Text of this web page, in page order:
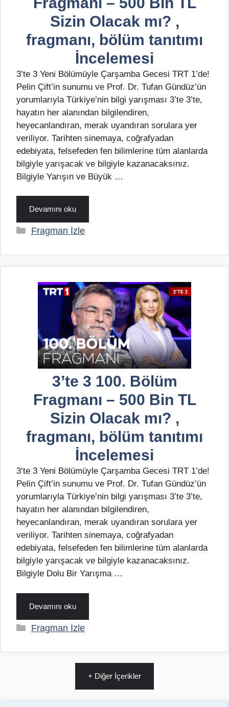
Sizin Olacak mı? ,
fragmanı, bölüm tanıtımı
İncelemesi
3’te 3 Yeni Bölümüyle Çarşamba Gecesi TRT 1’de!
Pelin Çift’in sunumu ve Prof. Dr. Tufan Gündüz’ün
yorumlarıyla Türkiye’nin bilgi yarışması 3’te 3’te,
hayatın her alanından bilgilendiren,
heyecanlandıran, merak uyandıran sorulara yer
veriliyor. Tarihten sinemaya, coğrafyadan
edebiyata, felsefeden fen bilimlerine tüm alanlarda
bilgiyle yarışacak ve bilgiyle kazanacaksınız.
Bilgiyle Yarışın ve Büyük …
Devamını oku
Kategoriler
Fragman İzle
3’te 3 100. Bölüm
Fragmanı – 500 Bin TL
Sizin Olacak mı? ,
fragmanı, bölüm tanıtımı
İncelemesi
3’te 3 Yeni Bölümüyle Çarşamba Gecesi TRT 1’de!
Pelin Çift’in sunumu ve Prof. Dr. Tufan Gündüz’ün
yorumlarıyla Türkiye’nin bilgi yarışması 3’te 3’te,
hayatın her alanından bilgilendiren,
heyecanlandıran, merak uyandıran sorulara yer
veriliyor. Tarihten sinemaya, coğrafyadan
edebiyata, felsefeden fen bilimlerine tüm alanlarda
bilgiyle yarışacak ve bilgiyle kazanacaksınız.
Bilgiyle Dolu Bir Yarışma …
Devamını oku
Kategoriler
Fragman İzle
+ Diğer İçerikler